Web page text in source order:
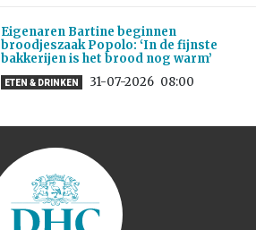
Eigenaren Bartine beginnen
broodjeszaak Popolo: ‘In de fijnste
bakkerijen is het brood nog warm’
ETEN & DRINKEN 31-07-2026 08:00